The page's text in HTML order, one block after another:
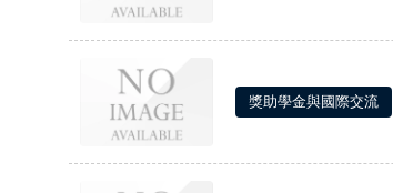
獎助學金與國際交流